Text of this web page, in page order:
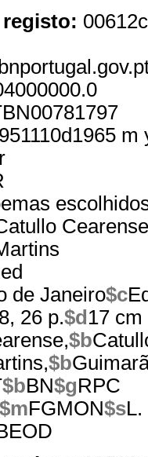
m
Cearense
de Janeiro$c
26 p.$d 17 cm
$b
$b
$bBN$gRPC
$mFGMON$sL.